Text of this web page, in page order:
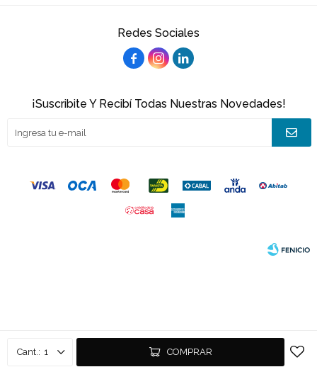
1 COMPRAR
Redes Sociales
  
¡Suscribite Y Recibí Todas Nuestras Novedades!
Fenicio